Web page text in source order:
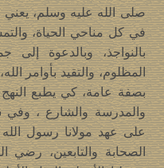
صلى الله عليه وسلم، يعني :
في كل مناحي الحياة،
بالنواجذ، وبالدعوة
المظلوم، والتقيد بأوامر
بصفة عامة، كي يطبع النهج
والمدرسة والشارع ، وفي
على عهد مولانا رسول
الصحابة والتابعين،